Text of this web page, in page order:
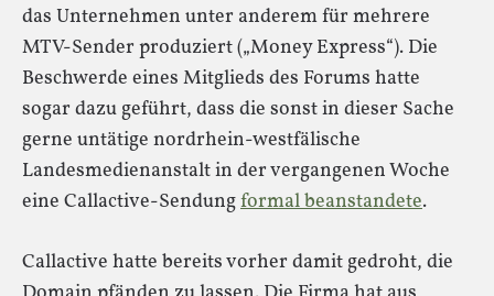
das Unternehmen unter anderem für mehrere
MTV-Sender produziert („Money Express“). Die
Beschwerde eines Mitglieds des Forums hatte
sogar dazu geführt, dass die sonst in dieser Sache
gerne untätige nordrhein-westfälische
Landesmedienanstalt in der vergangenen Woche
eine Callactive-Sendungformal beanstandete.
Callactive hatte bereits vorher damit gedroht, die